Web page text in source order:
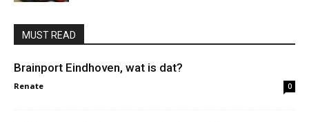
MUST READ
Brainport Eindhoven, wat is dat?
Renate 0